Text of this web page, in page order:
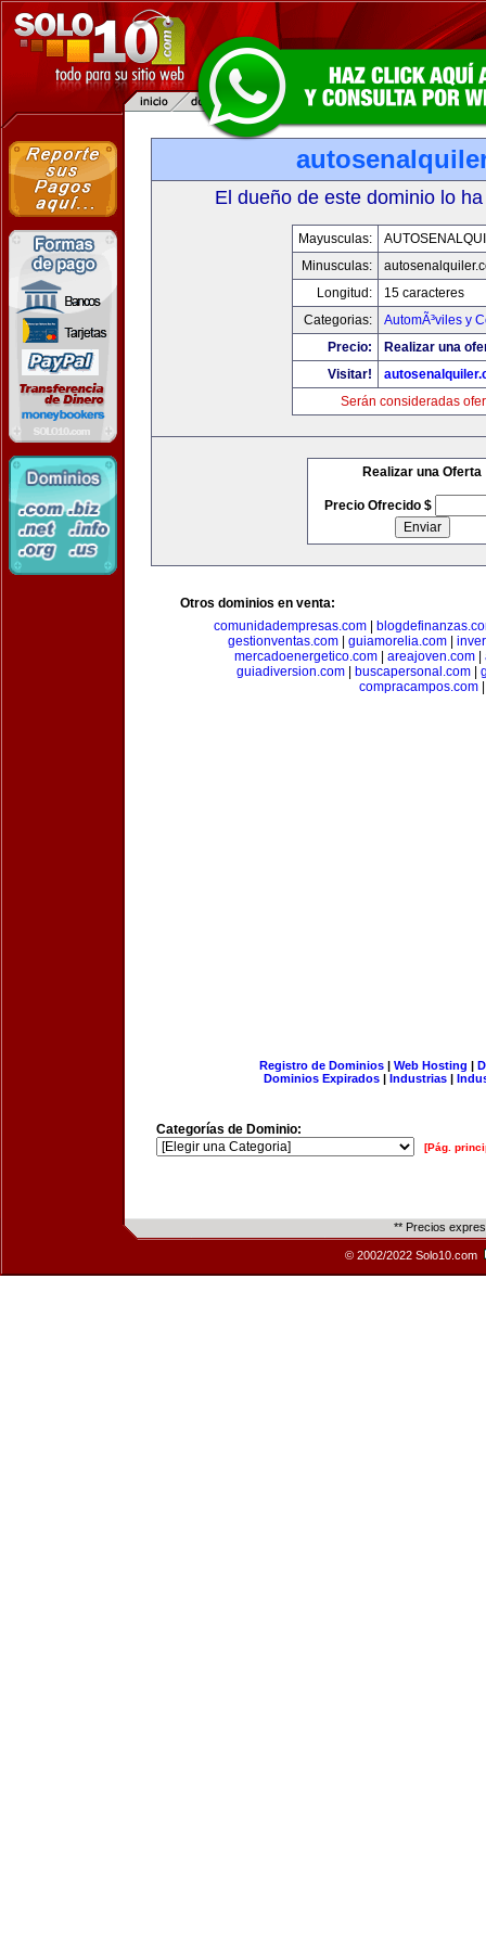
El dueño de este dominio lo
Mayusculas:
Minusculas:
Longitud:
15 caracteres
Categorias:
AutomÃ³viles y
Precio:
Realizar una
Visitar!
Serán consideradas
Realizar una Oferta
Precio Ofrecido $
Otros dominios en venta:
comunidadempresas.com|
gestionventas.com| guiamorelia.com|
mercadoenergetico.com| areajoven.com|
guiadiversion.com| buscapersonal.com|
compracampos.com
Registro de Dominios| Web Hosting |
Dominios Expirados | Industrias |
Categorías de Dominio:
[Pág.
** Precios
© 2002/2022 Solo10.com